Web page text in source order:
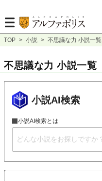
TOP > 小説 > 不思議な力 小説一覧
不思議な力 小説一覧
小説AI検索
小説AI検索とは